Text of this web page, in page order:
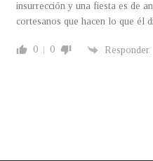
insurrección y una fiesta es de
cortesanos que hacen lo que él
0 0 Responder